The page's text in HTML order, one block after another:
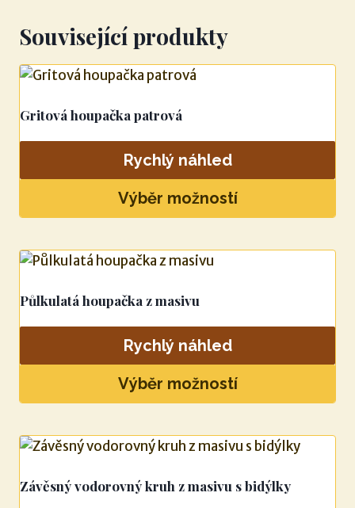
Související produkty
Gritová houpačka patrová
Rychlý náhled
Výběr možností
produkt
má
více
variant.
Možnosti
na
produktu
Půlkulatá houpačka z masivu
Rychlý náhled
Výběr možností
produkt
má
více
variant.
Závěsný vodorovný kruh z masivu s bidýlky